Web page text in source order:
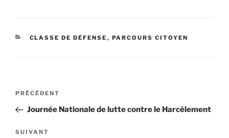
CATÉGORIES
CLASSE DE DÉFENSE , PARCOURS CITOYEN
Navigation
l’article
Article
précédent
PRÉCÉDENT
Journée Nationale de lutte contre le Harcèlement
Article
SUIVANT